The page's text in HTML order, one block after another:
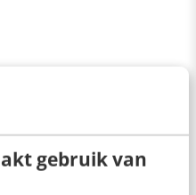
gebruik van
mij en/of mijn